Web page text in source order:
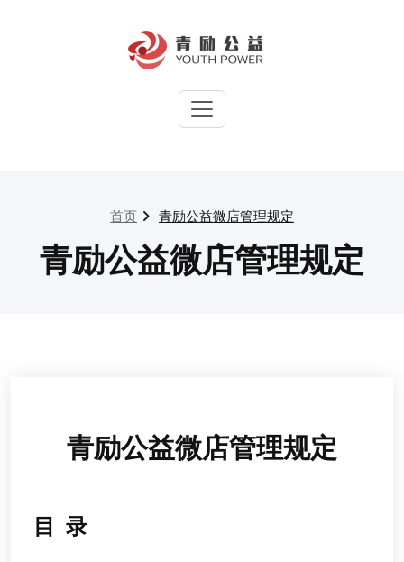
青励公益官方网站
集中国青年之力，筑社会向上之
首页 青励公益微店管理规定
青励公益微店管理规定
青励公益微店管理规定
目 录